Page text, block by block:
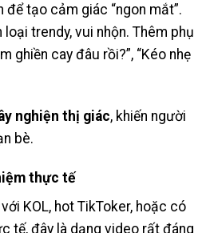
để tạo cảm giác “ngon mắt”.
trendy, vui nhộn. Thêm phụ
ghiền cay đâu rồi?”, “Kéo nhẹ
nghiện thị giác, khiến người
bè.
thực tế
KOL, hot TikToker, hoặc có
tế, đây là dạng video rất đáng